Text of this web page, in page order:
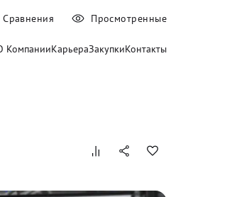
КомпанииКарьераЗакупкиКонтакты
Сравнения Просмотренные